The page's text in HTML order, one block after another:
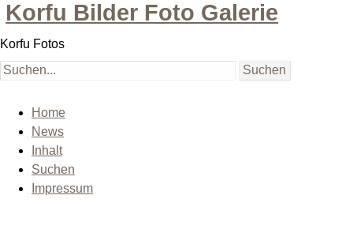
Korfu Bilder Foto Galerie
Korfu Fotos
Home
News
Inhalt
Suchen
Impressum